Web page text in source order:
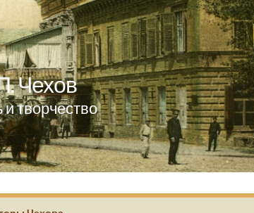
Чехов
творчество